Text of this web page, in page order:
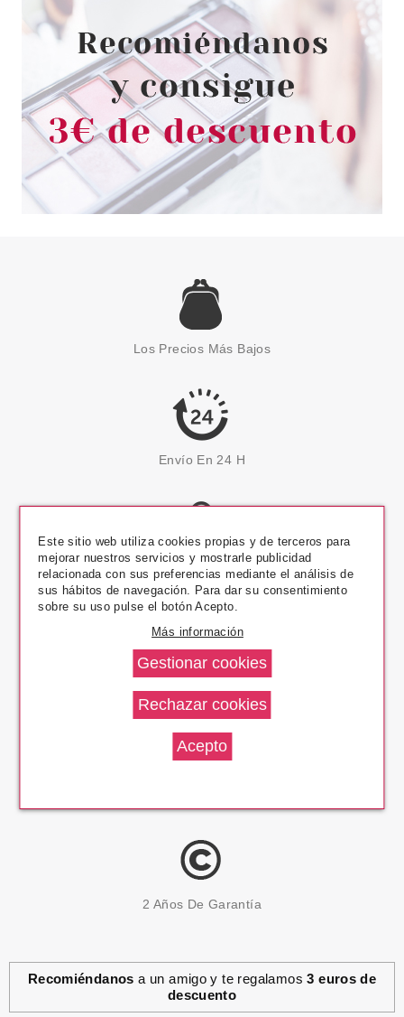
Los Precios Más Bajos
Envío En 24 H
Pago Seguro
14 Días Devolución
2 Años De Garantía
Recomiéndanos a un amigo y te regalamos3 euros de
descuento
Este sitio web utiliza cookies propias y de terceros para
mejorar nuestros servicios y mostrarle publicidad
relacionada con sus preferencias mediante el análisis de
sus hábitos de navegación. Para dar su consentimiento
sobre su uso pulse el botón Acepto.
Más información